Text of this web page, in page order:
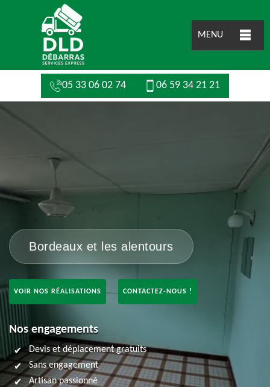
MENU
05 33 06 02 74 06 59 34 21 21
Bordeaux et les alentours
VOIR NOS RÉALISATIONS CONTACTEZ-NOUS !
Nos engagements
Devis et déplacement gratuits
Sans engagement
Artisan passionné